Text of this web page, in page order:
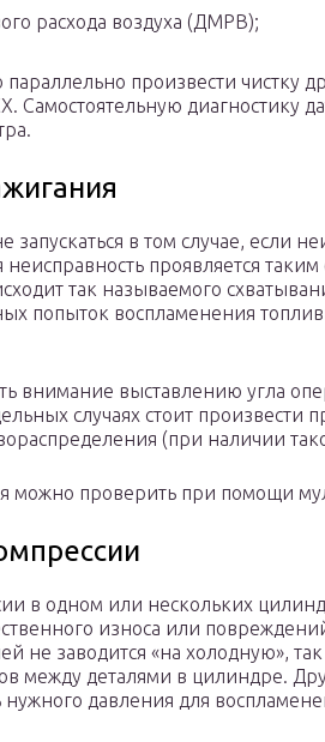
расхода воздуха (ДМРВ);
произвести чистку
Самостоятельную диагностику
запускаться в том случае, если
неисправность проявляется
так называемого
попыток воспламенения
внимание выставлению угла
случаях стоит произвести
(при наличии
можно проверить при помощи
в одном или нескольких
износа или
не заводится «на холодную»,
между деталями в цилиндре.
нужного давления для